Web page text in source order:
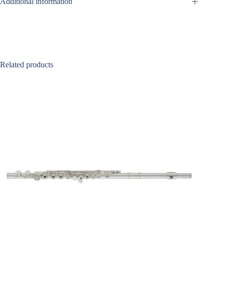
Related products